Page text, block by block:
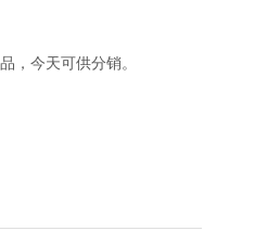
，今天可供分销。